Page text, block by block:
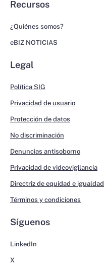
Recursos
¿Quiénes somos?
eBIZ NOTICIAS
Legal
Política SIG
Privacidad de usuario
Protección de datos
No discriminación
Denuncias antisoborno
Privacidad de videovigilancia
Directriz de equidad e igualdad
Términos y condiciones
Síguenos
LinkedIn
X